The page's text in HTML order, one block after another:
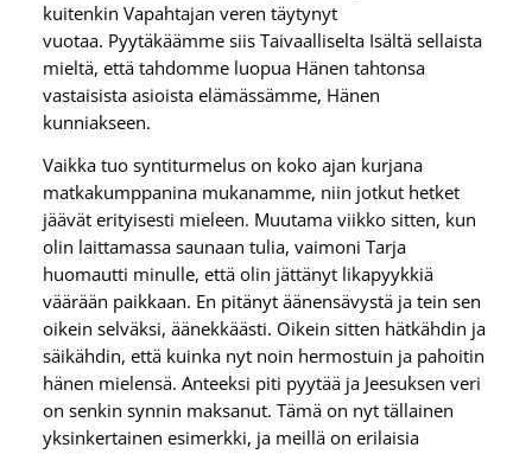
kuitenkin Vapahtajan veren täytynyt
vuotaa. Pyytäkäämme siis Taivaalliselta Isältä sellaista
mieltä, että tahdomme luopua Hänen tahtonsa
vastaisista asioista elämässämme, Hänen
kunniakseen.
Vaikka tuo syntiturmelus on koko ajan kurjana
matkakumppanina mukanamme, niin jotkut hetket
jäävät erityisesti mieleen. Muutama viikko sitten, kun
olin laittamassa saunaan tulia, vaimoni Tarja
huomautti minulle, että olin jättänyt likapyykkiä
väärään paikkaan. En pitänyt äänensävystä ja tein sen
oikein selväksi, äänekkäästi. Oikein sitten hätkähdin ja
säikähdin, että kuinka nyt noin hermostuin ja pahoitin
hänen mielensä. Anteeksi piti pyytää ja Jeesuksen veri
on senkin synnin maksanut. Tämä on nyt tällainen
yksinkertainen esimerkki, ja meillä on erilaisia